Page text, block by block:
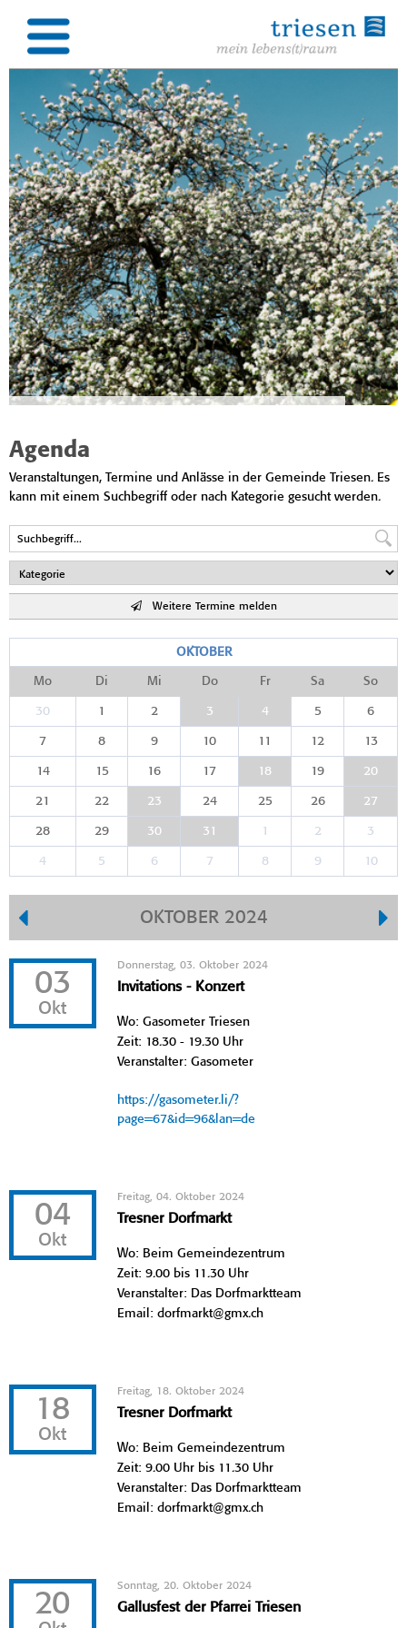
Agenda
Veranstaltungen, Termine und Anlässe in der Gemeinde Triesen. Es
kann mit einem Suchbegriff oder nach Kategorie gesucht werden.
Weitere Termine melden
OKTOBER
Mo Di Mi Do Fr Sa So
30 1 2 3 4 5 6
7 8 9 10 11 12 13
14 15 16 17 18 19 20
21 22 23 24 25 26 27
28 29 30 31 1 2 3
4 5 6 7 8 9 10
OKTOBER 2024
03
Okt
Donnerstag, 03. Oktober 2024
Invitations - Konzert
Wo: Gasometer Triesen
Zeit: 18.30 - 19.30 Uhr
Veranstalter: Gasometer
https://gasometer.li/?
page=67&id=96&lan=de
04
Okt
Freitag, 04. Oktober 2024
Tresner Dorfmarkt
Wo: Beim Gemeindezentrum
Zeit: 9.00 bis 11.30 Uhr
Veranstalter: Das Dorfmarktteam
Email: dorfmarkt@gmx.ch
18
Okt
Freitag, 18. Oktober 2024
Tresner Dorfmarkt
Wo: Beim Gemeindezentrum
Zeit: 9.00 Uhr bis 11.30 Uhr
Veranstalter: Das Dorfmarktteam
Email: dorfmarkt@gmx.ch
20
Sonntag, 20. Oktober 2024
Gallusfest der Pfarrei Triesen